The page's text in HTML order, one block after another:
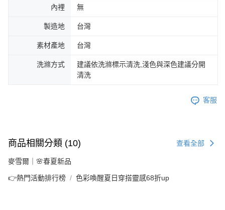
內裡 無
製造地 台灣
素材產地 台灣
洗滌方式
建議依洗滌標示清洗,淺色與深色建議分開
清洗
客服
商品相關分類 (10) 查看全部
麥雪爾｜🌸春夏新品
👉熱門活動排行榜 色彩喚醒夏日穿搭靈感68折up